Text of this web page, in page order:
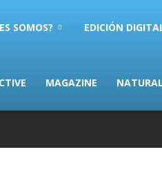
SOMOS? EDICIÓN
MAGAZINE NATURAL